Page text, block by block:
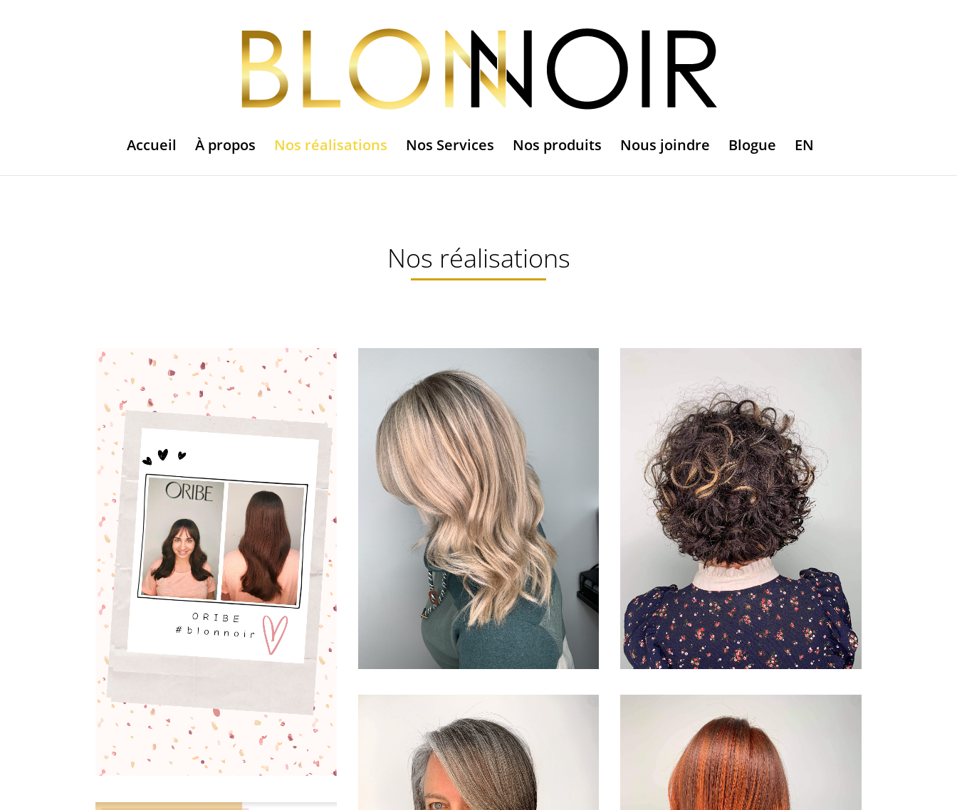
Accueil À propos Nos réalisations Nos Services Nos produits Nous joindre Blogue EN
Nos réalisations